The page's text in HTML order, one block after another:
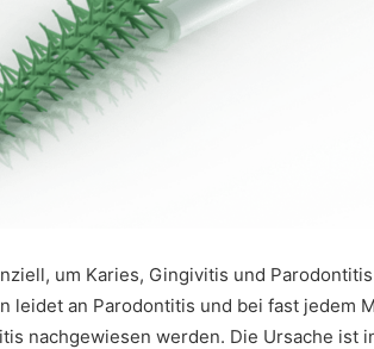
um Karies, Gingivitis und
leidet an Parodontitis und bei fast jedem
nachgewiesen werden. Die Ursache ist